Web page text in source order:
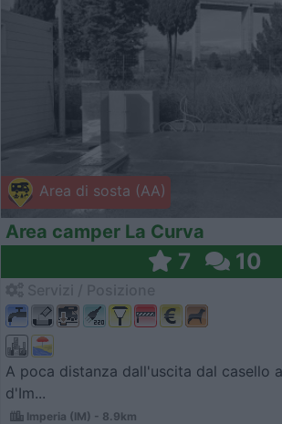
Area di sosta (AA)
Area camper La Curva
7 10
A poca distanza dall'uscita dal casello
d'Im...
Imperia (IM) - 8.9km